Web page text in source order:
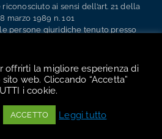
ai sensi dell’art. 21 della
marzo 1989 n. 101
persone giuridiche tenuto presso
– 1.991 – P.IVA 02133341004
FacebookInstagram
Email
offrirti la migliore esperienza di
web. Cliccando “Accetta”
i cookie.
ACCETTO Leggi tutto